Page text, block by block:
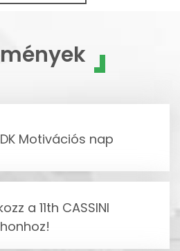
Motivációs nap
a 11th CASSINI